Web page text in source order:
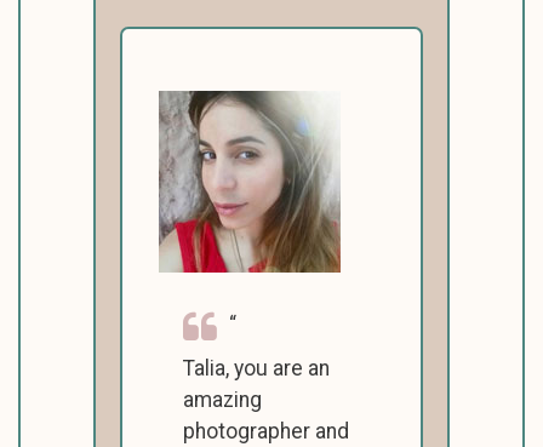
Talia, you are an
amazing
photographer and